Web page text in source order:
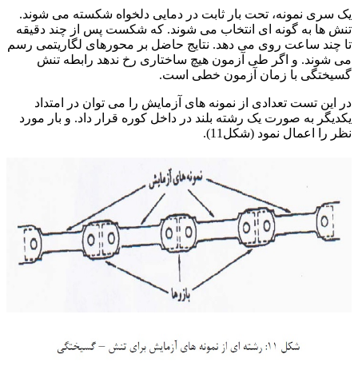
یک سری نمونه، تحت بار ثابت در دمایی دلخواه شکسته می شوند.
تنش ها به گونه ای انتخاب می شوند. که شکست پس از چند دقیقه
تا چند ساعت روی می دهد. نتایج حاضل بر محورهای لگاریتمی رسم
می شوند. و اگر طی آزمون هیچ ساختاری رخ ندهد رابطه تنش
گسیختگی با زمان آزمون خطی است.
در این تست تعدادی از نمونه های آزمایش را می توان در امتداد
یکدیگر به صورت یک رشته بلند در داخل کوره قرار داد. و بار مورد
نظر را اعمال نمود (شکل11).